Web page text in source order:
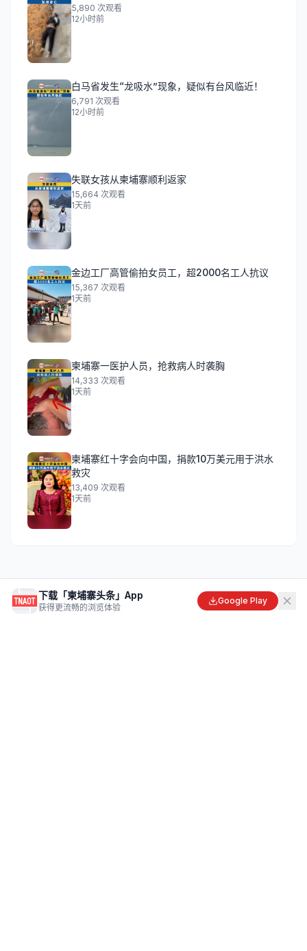
5,890 次观看
12小时前
白马省发生“龙吸水”现象，疑似有台风临近！
6,791 次观看
12小时前
失联女孩从柬埔寨顺利返家
15,664 次观看
1天前
金边工厂高管偷拍女员工，超2000名工人抗议
15,367 次观看
1天前
柬埔寨一医护人员，抢救病人时袭胸
14,333 次观看
1天前
柬埔寨红十字会向中国，捐款10万美元用于洪水
救灾
13,409 次观看
1天前
下载「柬埔寨头条」App
获得更流畅的浏览体验
Google Play